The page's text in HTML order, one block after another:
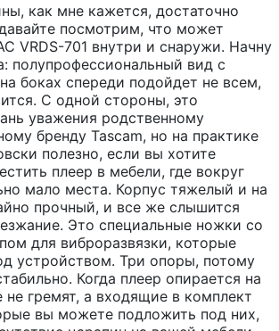
как мне кажется, достаточно
посмотрим, что может
VRDS-701 внутри и снаружи. Начну
полупрофессиональный вид с
боках спереди подойдет не всем,
С одной стороны, это
уважения родственному
бренду Tascam, но на практике
полезно, если вы хотите
плеер в мебели, где вокруг
мало места. Корпус тяжелый и на
прочный, и все же слышится
Это специальные ножки со
для виброразвязки, которые
устройством. Три опоры, потому
Когда плеер опирается на
не гремят, а входящие в комплект
вы можете подложить под них,